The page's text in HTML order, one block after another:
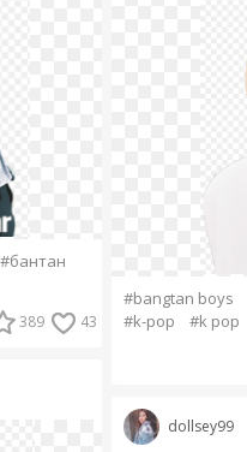
#бантан
389 43
#bangtan boys
#k-pop
#k pop
dollsey99